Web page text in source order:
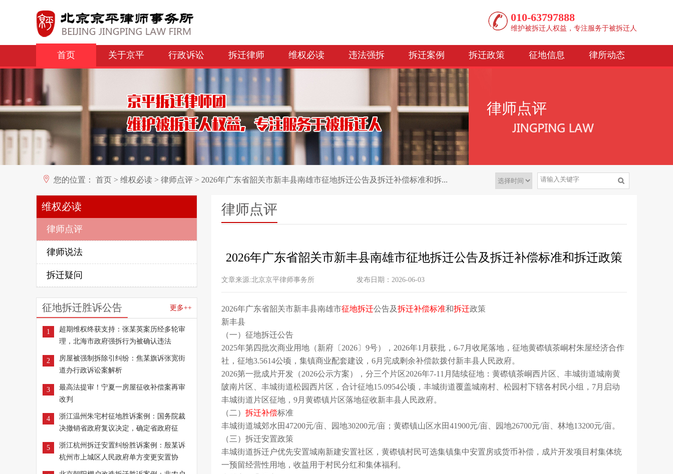
010-63797888
维护被拆迁人权益，专注服务于被拆迁人
首页 关于京平 行政诉讼 拆迁律师 维权必读 违法强拆 拆迁案例 拆迁政策 征地信息 律所动态
律师点评
您的位置： 首页 > 维权必读 > 律师点评 > 2026年广东省韶关市新丰县南雄市征地拆迁公告及拆迁补偿标准和拆...
维权必读
律师点评
律师说法
拆迁疑问
征地拆迁胜诉公告 更多++
1
超期维权终获支持：张某英案历经多轮审
理，北海市政府强拆行为被确认违法
2
房屋被强制拆除引纠纷：焦某旗诉张宽街
道办行政诉讼案解析
3
最高法提审！宁夏一房屋征收补偿案再审
改判
4
浙江温州朱宅村征地胜诉案例：国务院裁
决撤销省政府复议决定，确定省政府征
5
浙江杭州拆迁安置纠纷胜诉案例：殷某诉
杭州市上城区人民政府单方变更安置协
律师点评
2026年广东省韶关市新丰县南雄市征地拆迁公告及拆迁补偿标准和拆迁政策
文章来源:北京京平律师事务所 发布日期：2026-06-03
2026年广东省韶关市新丰县南雄市征地拆迁公告及拆迁补偿标准和拆迁政策
新丰县
（一）征地拆迁公告
2025年第四批次商业用地（新府〔2026〕9号），2026年1月获批，6-7月收尾落地，征地黄磜镇茶峒村朱屋经济合作
社，征地3.5614公顷，集镇商业配套建设，6月完成剩余补偿款拨付新丰县人民政府。
2026第一批成片开发（2026公示方案），分三个片区2026年7-11月陆续征地：黄磜镇茶峒西片区、丰城街道城南黄
陂南片区、丰城街道松园西片区，合计征地15.0954公顷，丰城街道覆盖城南村、松园村下辖各村民小组，7月启动
丰城街道片区征地，9月黄磜镇片区落地征收新丰县人民政府。
（二） 拆迁补偿标准
丰城街道城郊水田47200元/亩、园地30200元/亩；黄磜镇山区水田41900元/亩、园地26700元/亩、林地13200元/亩。
（三）拆迁安置政策
丰城街道拆迁户优先安置城南新建安置社区，黄磜镇村民可选集镇集中安置房或货币补偿，成片开发项目村集体统
一预留经营性用地，收益用于村民分红和集体福利。